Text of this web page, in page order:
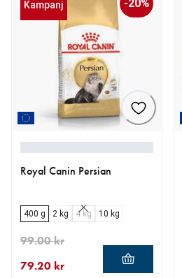
Kampanj -20%
Royal Canin Persian
400 g 2 kg 4 kg 10 kg
79.20 kr
99.00 kr